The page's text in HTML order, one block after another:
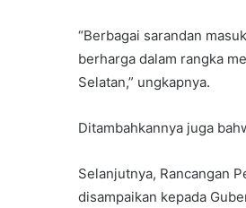
“Berbagai sarandan
berharga dalam rangka
Selatan,” ungkapnya.
Ditambahkannya juga
Selanjutnya, Rancangan
disampaikan kepada